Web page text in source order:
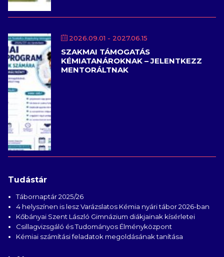
2026.09.01 - 2027.06.15
SZAKMAI TÁMOGATÁS
KÉMIATANÁROKNAK – JELENTKEZZ
MENTORÁLTNAK
Tudástár
Tábornaptár 2025/26
4 helyszínen is lesz Varázslatos Kémia nyári tábor 2026-ban
Kőbányai Szent László Gimnázium diákjainak kísérletei
Csillagvizsgáló és Tudományos Élményközpont
Kémiai számítási feladatok megoldásának tanítása